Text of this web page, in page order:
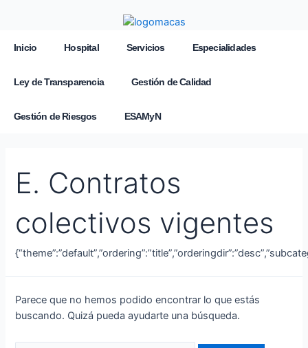
Inicio Hospital Servicios Especialidades
Ley de Transparencia Gestión de Calidad
Gestión de Riesgos ESAMyN
E. Contratos
colectivos vigentes
Parece que no hemos podido encontrar lo que estás
buscando. Quizá pueda ayudarte una búsqueda.